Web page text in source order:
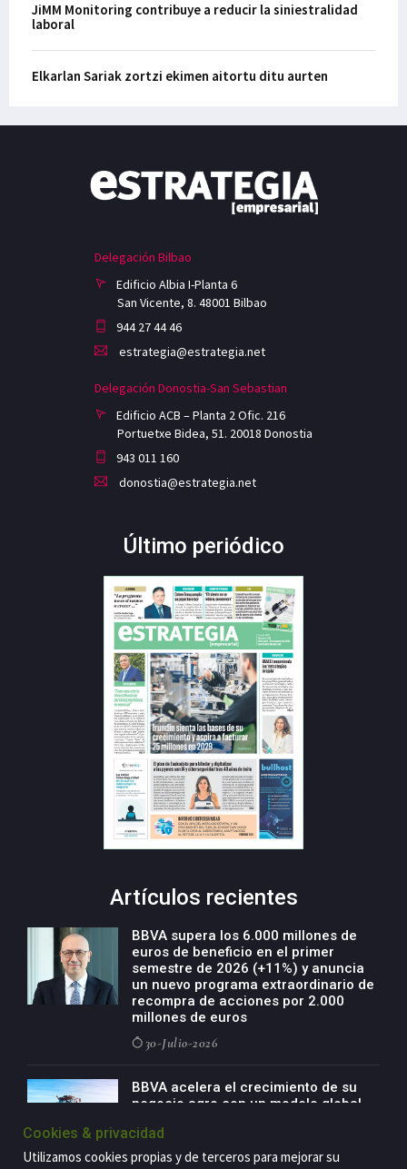
JiMM Monitoring contribuye a reducir la siniestralidad
laboral
Elkarlan Sariak zortzi ekimen aitortu ditu aurten
Delegación Bilbao
Edificio Albia I-Planta 6
San Vicente, 8. 48001 Bilbao
944 27 44 46
estrategia@estrategia.net
Delegación Donostia-San Sebastian
Edificio ACB – Planta 2 Ofic. 216
Portuetxe Bidea, 51. 20018 Donostia
943 011 160
donostia@estrategia.net
Último periódico
Artículos recientes
BBVA supera los 6.000 millones de
euros de beneficio en el primer
semestre de 2026 (+11%) y anuncia
un nuevo programa extraordinario de
recompra de acciones por 2.000
millones de euros
30-Julio-2026
BBVA acelera el crecimiento de su
negocio agro con un modelo global
países
29-Julio-2026
Cookies & privacidad
Utilizamos cookies propias y de terceros para mejorar su